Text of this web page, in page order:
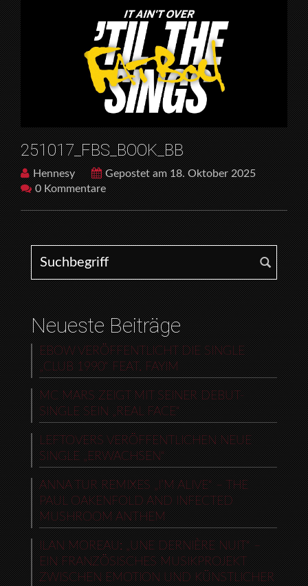
251017_FBS_BOOK_BB
Hennesy
Gepostet am 18. Oktober 2025
0 Kommentare
Search for:
Neueste Beiträge
EBOW VERÖFFENTLICHT DIE SINGLE
„CLUB 1990“ FEAT. FAYIM
MC MARS ZEIGT MIT SEINER DEBUT-
SINGLE SEIN „REAL FACE“
LEFTOVERS VERÖFFENTLICHEN NEUE
SINGLE „ERWACHSEN“
ANNA TUR REMIXES „I’M ALIVE“ – THE
PAUL OAKENFOLD AND INFECTED
MUSHROOM ANTHEM
ILAN MOREAU: „UNE DERNIÈRE NUIT“ –
EIN FRANZÖSISCHES MUSIKPROJEKT
ZWISCHEN EMOTION UND KÜNSTLICHER